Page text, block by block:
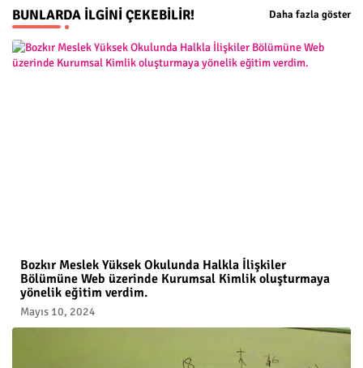
BUNLARDA İLGINI ÇEKEBILIR! Daha fazla göster
Bozkır Meslek Yüksek Okulunda Halkla İlişkiler
Bölümüne Web üzerinde Kurumsal Kimlik oluşturmaya
yönelik eğitim verdim.
Mayıs 10, 2024